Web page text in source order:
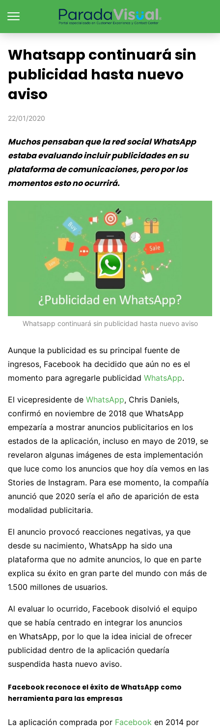
Whatsapp continuará sin
publicidad hasta nuevo
aviso
22/01/2020
Muchos pensaban que la red social WhatsApp
estaba evaluando incluir publicidades en su
plataforma de comunicaciones, pero por los
momentos esto no ocurrirá.
Whatsapp continuará sin publicidad hasta nuevo aviso
Aunque la publicidad es su principal fuente de
ingresos, Facebook ha decidido que aún no es el
momento para agregarle publicidad WhatsApp.
El vicepresidente de WhatsApp, Chris Daniels,
confirmó en noviembre de 2018 que WhatsApp
empezaría a mostrar anuncios publicitarios en los
estados de la aplicación, incluso en mayo de 2019, se
revelaron algunas imágenes de esta implementación
que luce como los anuncios que hoy día vemos en las
Stories de Instagram. Para ese momento, la compañía
anunció que 2020 sería el año de aparición de esta
modalidad publicitaria.
El anuncio provocó reacciones negativas, ya que
desde su nacimiento, WhatsApp ha sido una
plataforma que no admite anuncios, lo que en parte
explica su éxito en gran parte del mundo con más de
1.500 millones de usuarios.
Al evaluar lo ocurrido, Facebook disolvió el equipo
que se había centrado en integrar los anuncios
en WhatsApp, por lo que la idea inicial de ofrecer
publicidad dentro de la aplicación quedaría
suspendida hasta nuevo aviso.
Facebook reconoce el éxito de WhatsApp como
herramienta para las empresas
La aplicación comprada por Facebook en 2014 por